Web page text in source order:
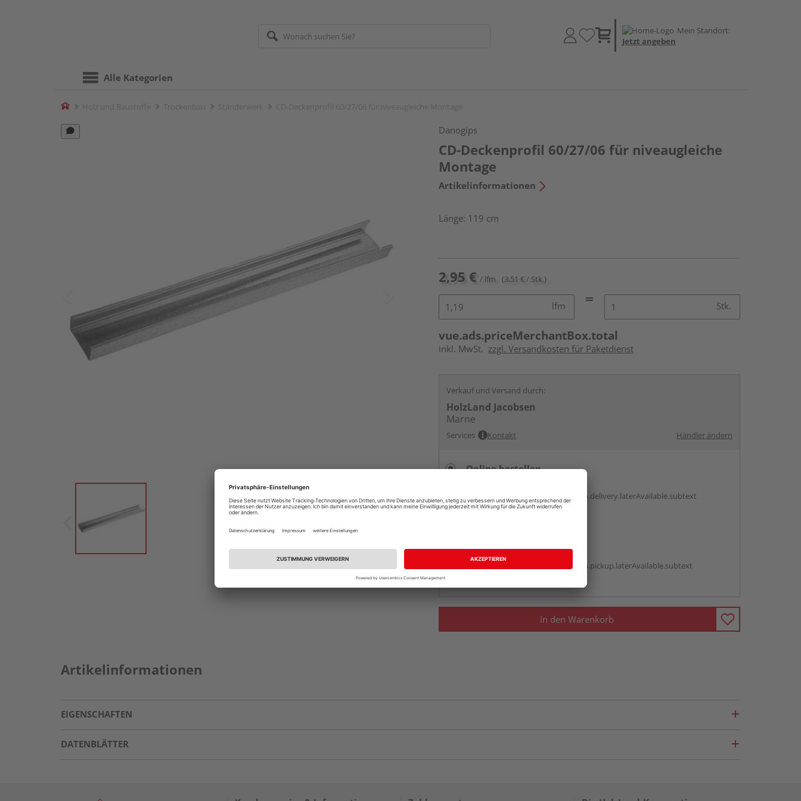
Mein Standort:
Jetzt angeben
Alle Kategorien
Home
Danogips
CD-Deckenprofil 60/27/06 für niveaugleiche
Montage
Artikelinformationen
Länge: 119 cm
2,95 € / lfm (3,51 € / Stk.)
lfm Stk.
vue.ads.priceMerchantBox.total
inkl. MwSt. zzgl. Versandkosten für Paketdienst
Verkauf und Versand durch:
HolzLand Jacobsen
Marne
Services Kontakt Händler ändern
Online bestellen
vue.ads.priceMerchantBox.option.delivery.laterAvailable.subtext
Auf Lager bei
Auf Vorbestellung:
vue.ads.priceMerchantBox.option.pickup.laterAvailable.subtext
In den Warenkorb
Artikelinformationen
EIGENSCHAFTEN
DATENBLÄTTER